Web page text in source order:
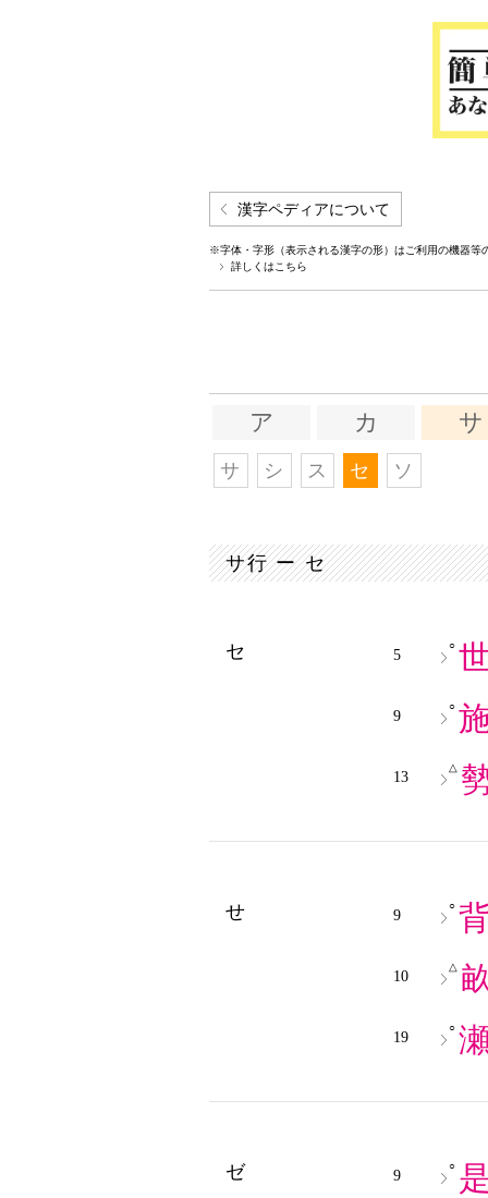
漢字ペディアについて
※字体・字形（表示される漢字の形）はご利用の機器等
詳しくはこちら
ア カ サ
サ シ ス セ ソ
サ行 ー セ
セ 5
○
9
○
13
△
せ 9
○
10
△ 畝
19
○
ゼ 9
○ 是